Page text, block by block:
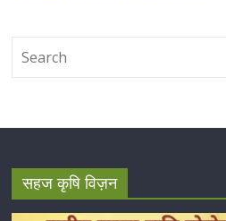
सहज कृषि विज़न